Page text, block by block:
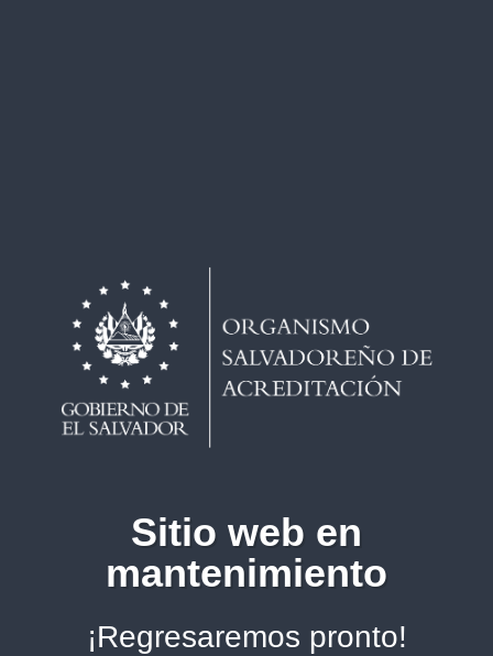
Sitio web en
mantenimiento
¡Regresaremos pronto!